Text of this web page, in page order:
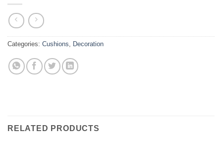
Categories: Cushions, Decoration
RELATED PRODUCTS